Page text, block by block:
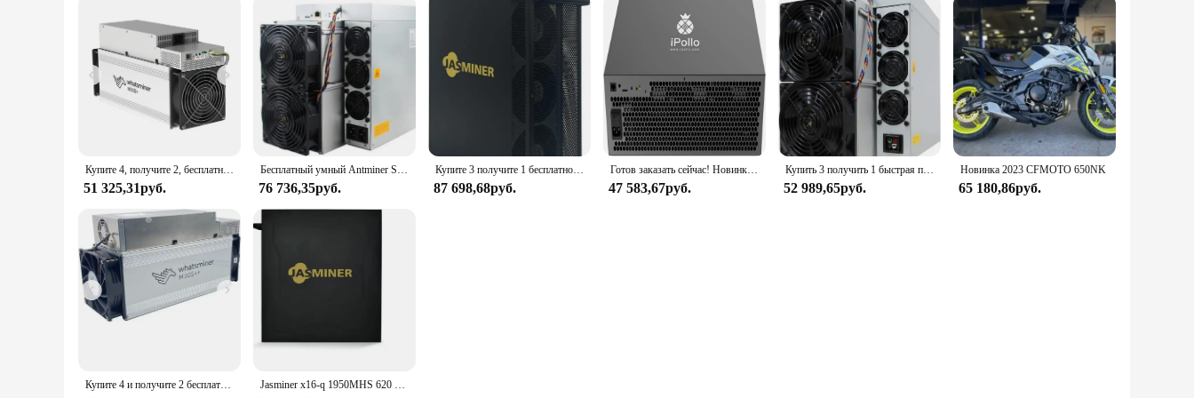
Купите 4, получите 2, бесплатная доставка, Майнер биткоинов MicroBT Whatsminer M60S 170T 186T 188T
51 325,31руб.
Бесплатный умный Antminer S19Kpro 120Th 2760 Вт BTC Биткоин Майнер Asic Майнер, Bitmain Antminer s19k pro криптовалюминирование включено
76 736,35руб.
Купите 3 получите 1 бесплатно новый Jasminer X16-Q PRO 2050M 520 Вт с памятью 8 Гб WiFi X16 высокая производительность Тихая поддержка серверов Pro и т. д. ETHW ETH
87 698,68руб.
Готов заказать сейчас! Новинка, iполо-гидро Майнер v1h 850m 690w 690w 6g
47 583,67руб.
Купить 3 получить 1 быстрая продажа Antminer T21 190T 3610 Вт 380 В-415 В алгоритм фритм Биткоин Майнер BTC с шнуром питания
52 989,65руб.
Новинка 2023 CFMOTO 650NK
65 180,86руб.
Купите 4 и получите 2 бесплатно MicroBT Whatsminer M63 334T 366T 19.9J/TH, гидроохлаждающий Биткоин-Майнер Jasminer x16-q 1950MHS 620 Вт с поддержкой Wi-Fi 8G памяти и т. д. ZIL Octa ethw ethf Miner